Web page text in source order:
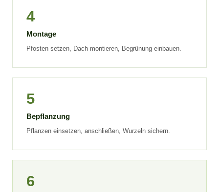
4
Montage
Pfosten setzen, Dach montieren, Begrünung einbauen.
5
Bepflanzung
Pflanzen einsetzen, anschließen, Wurzeln sichern.
6